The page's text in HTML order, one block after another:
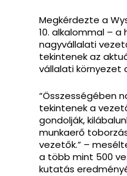
Megkérdezte a
10. alkalommal –
nagyvállalati
tekintenek az
vállalati környezet
“Összességében
tekintenek a
gondolják,
munkaerő
vezetők.” –
a több mint 500
kutatás